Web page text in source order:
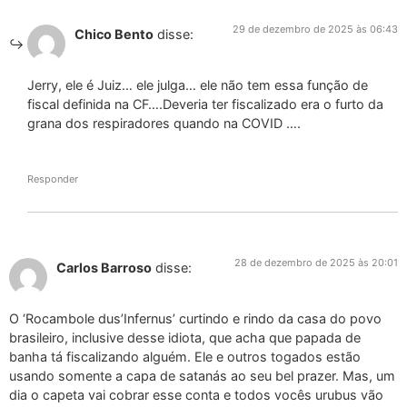
Chico Bento disse: 29 de dezembro de 2025 às 06:43
Jerry, ele é Juiz… ele julga… ele não tem essa função de
fiscal definida na CF….Deveria ter fiscalizado era o furto da
grana dos respiradores quando na COVID ….
Responder
Carlos Barroso disse: 28 de dezembro de 2025 às 20:01
O ‘Rocambole dus’Infernus’ curtindo e rindo da casa do povo
brasileiro, inclusive desse idiota, que acha que papada de
banha tá fiscalizando alguém. Ele e outros togados estão
usando somente a capa de satanás ao seu bel prazer. Mas, um
dia o capeta vai cobrar esse conta e todos vocês urubus vão